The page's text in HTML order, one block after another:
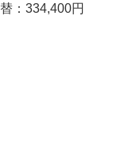
：334,400円